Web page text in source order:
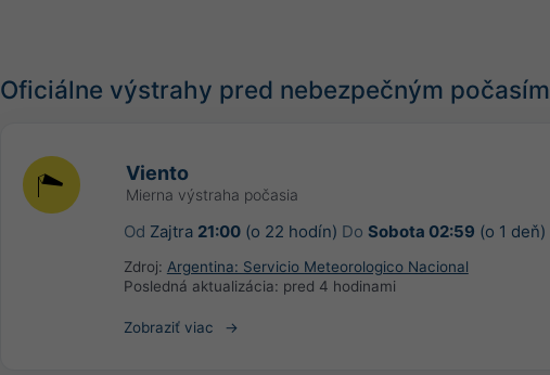
Oficiálne výstrahy pred nebezpečným počasím
Viento
Mierna výstraha počasia
Od Zajtra 21:00(o 22 hodín) Do Sobota 02:59 (o 1 deň)
Zdroj: Argentina: Servicio Meteorologico Nacional
Posledná aktualizácia: pred 4 hodinami
Zobraziť viac